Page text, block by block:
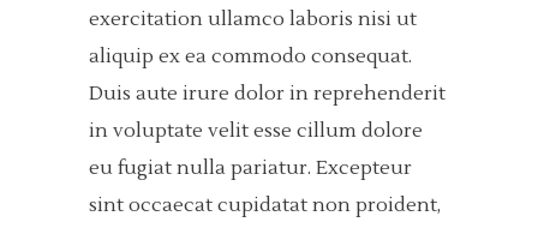
exercitation ullamco laboris nisi ut
aliquip ex ea commodo consequat.
Duis aute irure dolor in reprehenderit
in voluptate velit esse cillum dolore
eu fugiat nulla pariatur. Excepteur
sint occaecat cupidatat non proident,